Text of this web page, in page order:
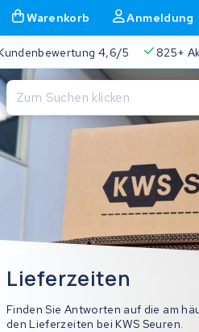
Warenkorb Anmeldung
4,6/5 825+ Akkus 510+
Lieferzeiten
Finden Sie Antworten auf die am
den Lieferzeiten bei KWS Seuren.
Ihr Warenkorb
Immer eine passende Lösung
Beginnen Sie mit der Eingabe in